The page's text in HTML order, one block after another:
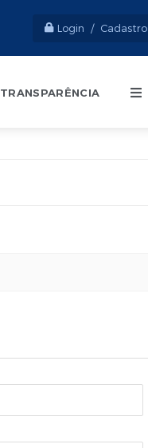
Login / Cadastro
TRANSPARÊNCIA